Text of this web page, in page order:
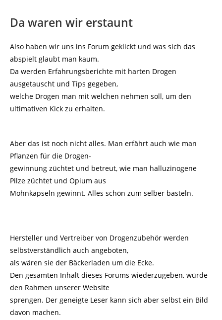
Da waren wir erstaunt
Also haben wir uns ins Forum geklickt und was sich das
abspielt glaubt man kaum.
Da werden Erfahrungsberichte mit harten Drogen
ausgetauscht und Tips gegeben,
welche Drogen man mit welchen nehmen soll, um den
ultimativen Kick zu erhalten.
Aber das ist noch nicht alles. Man erfährt auch wie man
Pflanzen für die Drogen-
gewinnung züchtet und betreut, wie man halluzinogene
Pilze züchtet und Opium aus
Mohnkapseln gewinnt. Alles schön zum selber basteln.
Hersteller und Vertreiber von Drogenzubehör werden
selbstverständlich auch angeboten,
als wären sie der Bäckerladen um die Ecke.
Den gesamten Inhalt dieses Forums wiederzugeben, würde
den Rahmen unserer Website
sprengen. Der geneigte Leser kann sich aber selbst ein Bild
davon machen.